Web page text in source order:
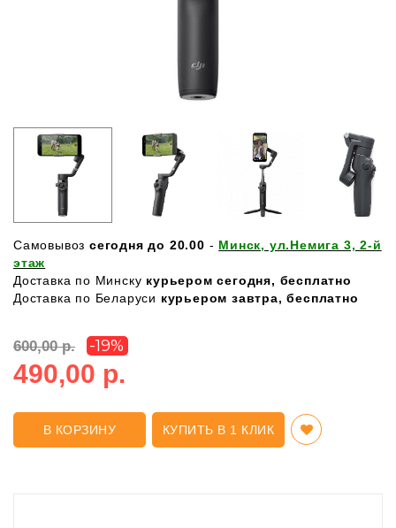
Самовывоз сегодня до 20.00 - Минск, ул.Немига 3, 2-й
этаж
Доставка по Минску курьером сегодня, бесплатно
Доставка по Беларуси курьером завтра, бесплатно
600,00 р. -19%
490,00 р.
В КОРЗИНУ КУПИТЬ В 1 КЛИК